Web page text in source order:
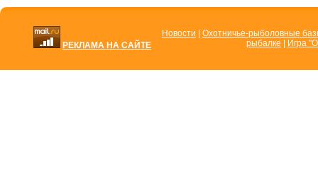
РЕКЛАМА НА САЙТЕ
Новости
Охотничье-рыболовные
рыбалке
Игра